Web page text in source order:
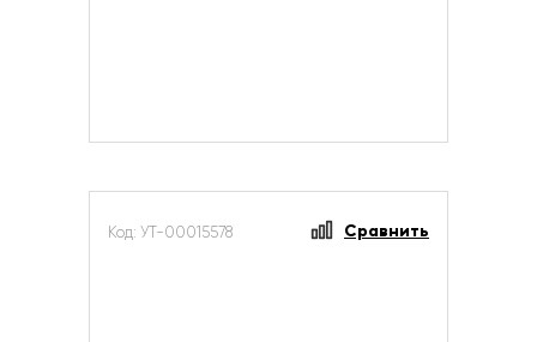
Код: УТ-00015578 Сравнить